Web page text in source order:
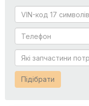
Підібрати